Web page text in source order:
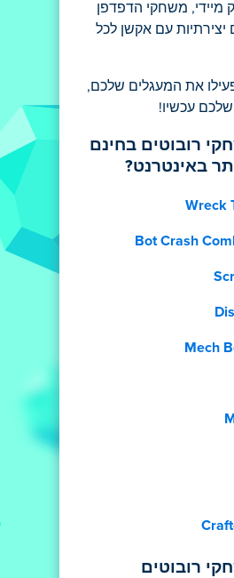
מיידי, משחקי הדפדפן
עם אקשן לכל
את המעגלים שלכם,
עכשיו!
רובוטים בחינם
באינטרנט?
Wreck
Bot Crash
Mech
רובוטים